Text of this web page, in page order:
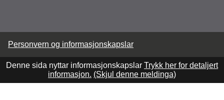
Personvern og informasjonskapslar
Denne sida nyttar informasjonskapslar Trykk her for detaljert
informasjon. (Skjul denne meldinga)